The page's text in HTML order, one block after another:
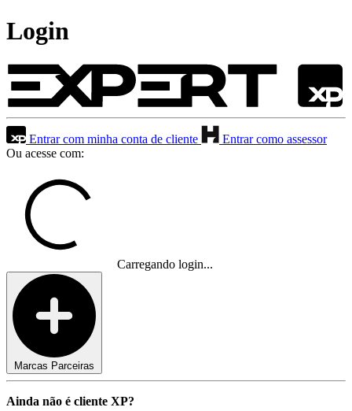
Login
Entrar com minha conta de cliente
Entrar como assessor
Ou acesse com:
Carregando login...
Marcas Parceiras
Ainda não é cliente XP?